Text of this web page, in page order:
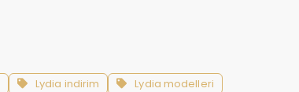
Lydia indirim
Lydia modelleri